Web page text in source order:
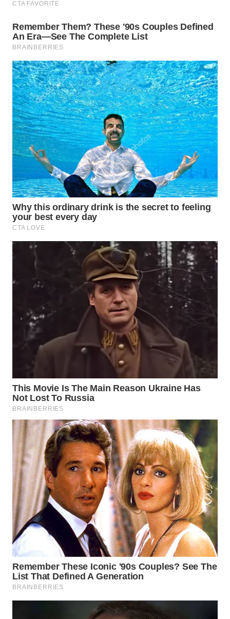
WN
WN
WN
MAJALENGKA
WN
SUBANG
WN
SUKABUMI
WN
PURWAKARTA
PRIANGAN
WN
WN
SOLO
WN
MADURA
WN
SURABAYA
WN
NATUNA
WN
BINTAN
MANDALIKA
WN
LIKUPANG